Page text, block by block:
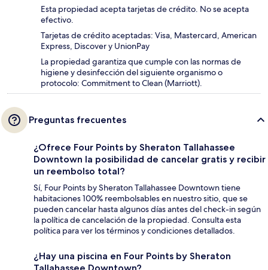
Esta propiedad acepta tarjetas de crédito. No se acepta
efectivo.
Tarjetas de crédito aceptadas: Visa, Mastercard, American
Express, Discover y UnionPay
La propiedad garantiza que cumple con las normas de
higiene y desinfección del siguiente organismo o
protocolo: Commitment to Clean (Marriott).
Preguntas frecuentes
¿Ofrece Four Points by Sheraton Tallahassee
Downtown la posibilidad de cancelar gratis y recibir
un reembolso total?
Sí, Four Points by Sheraton Tallahassee Downtown tiene
habitaciones 100% reembolsables en nuestro sitio, que se
pueden cancelar hasta algunos días antes del check-in según
la política de cancelación de la propiedad. Consulta esta
política para ver los términos y condiciones detallados.
¿Hay una piscina en Four Points by Sheraton